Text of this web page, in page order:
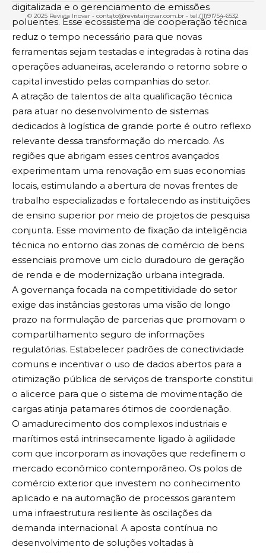
digitalizada e o gerenciamento de emissões
poluentes. Esse ecossistema de cooperação técnica
reduz o tempo necessário para que novas
ferramentas sejam testadas e integradas à rotina das
operações aduaneiras, acelerando o retorno sobre o
capital investido pelas companhias do setor.
A atração de talentos de alta qualificação técnica
para atuar no desenvolvimento de sistemas
dedicados à logística de grande porte é outro reflexo
relevante dessa transformação do mercado. As
regiões que abrigam esses centros avançados
experimentam uma renovação em suas economias
locais, estimulando a abertura de novas frentes de
trabalho especializadas e fortalecendo as instituições
de ensino superior por meio de projetos de pesquisa
conjunta. Esse movimento de fixação da inteligência
técnica no entorno das zonas de comércio de bens
essenciais promove um ciclo duradouro de geração
de renda e de modernização urbana integrada.
A governança focada na competitividade do setor
exige das instâncias gestoras uma visão de longo
prazo na formulação de parcerias que promovam o
compartilhamento seguro de informações
regulatórias. Estabelecer padrões de conectividade
comuns e incentivar o uso de dados abertos para a
otimização pública de serviços de transporte constitui
o alicerce para que o sistema de movimentação de
cargas atinja patamares ótimos de coordenação.
O amadurecimento dos complexos industriais e
marítimos está intrinsecamente ligado à agilidade
com que incorporam as inovações que redefinem o
mercado econômico contemporâneo. Os polos de
comércio exterior que investem no conhecimento
aplicado e na automação de processos garantem
uma infraestrutura resiliente às oscilações da
demanda internacional. A aposta contínua no
desenvolvimento de soluções voltadas à
Inovação na educação: como tecnologia e novas metodologias
estão redefinindo o futuro do ensino no Brasil
A incorporação de inovação e tecnologia no
ambiente educacional vem se consolidando como
uma das principais transformações do setor nos
últimos anos. Instituições de ensino que buscam
atualização constante têm percebido que o
aprendizado contemporâneo exige muito mais do
que métodos tradicionais, envolvendo novas
ferramentas digitais, metodologias ativas e uma visão
mais integrada do processo pedagógico. Este artigo
analisa como a adoção de tecnologias educacionais
está redefinindo o ensino, quais impactos essa
mudança gera na formação dos alunos e por que
eventos especializados em educação têm se tornado
catalisadores desse movimento.
A educação contemporânea vive um momento de
transição estrutural. O modelo baseado
exclusivamente na transmissão de conteúdo está
sendo gradualmente substituído por abordagens
que valorizam protagonismo do aluno, pensamento
crítico e uso inteligente da tecnologia. Esse
movimento não significa a substituição do professor,
mas sim a ampliação de suas ferramentas de trabalho
e de sua capacidade de engajamento com os
estudantes.
Nesse contexto, a participação de instituições de
ensino em eventos de inovação educacional tem
desempenhado papel estratégico. Esses encontros
funcionam como espaços de atualização, troca de
experiências e contato com soluções tecnológicas
aplicadas à educação. A partir dessas vivências,
escolas e colégios passam a incorporar novas práticas
que tornam o processo de aprendizagem mais
dinâmico, interativo e alinhado às demandas do
século 21.
CONTINUAR LENDO